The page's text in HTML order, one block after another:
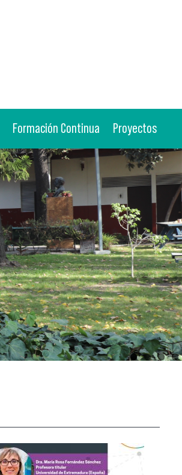
Formación Continua Proyectos